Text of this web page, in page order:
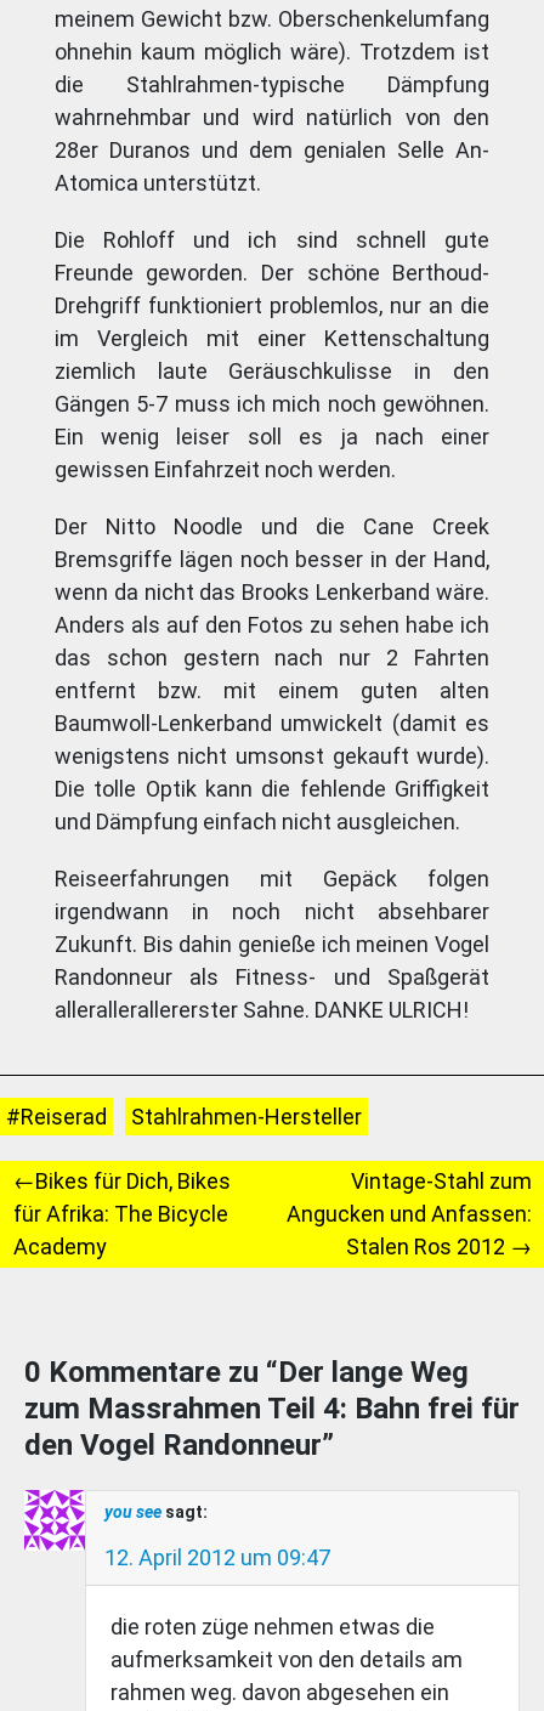
meinem Gewicht bzw. Oberschenkelumfang
ohnehin kaum möglich wäre). Trotzdem ist
die Stahlrahmen-typische Dämpfung
wahrnehmbar und wird natürlich von den
28er Duranos und dem genialen Selle An-
Atomica unterstützt.
Die Rohloff und ich sind schnell gute
Freunde geworden. Der schöne Berthoud-
Drehgriff funktioniert problemlos, nur an die
im Vergleich mit einer Kettenschaltung
ziemlich laute Geräuschkulisse in den
Gängen 5-7 muss ich mich noch gewöhnen.
Ein wenig leiser soll es ja nach einer
gewissen Einfahrzeit noch werden.
Der Nitto Noodle und die Cane Creek
Bremsgriffe lägen noch besser in der Hand,
wenn da nicht das Brooks Lenkerband wäre.
Anders als auf den Fotos zu sehen habe ich
das schon gestern nach nur 2 Fahrten
entfernt bzw. mit einem guten alten
Baumwoll-Lenkerband umwickelt (damit es
wenigstens nicht umsonst gekauft wurde).
Die tolle Optik kann die fehlende Griffigkeit
und Dämpfung einfach nicht ausgleichen.
Reiseerfahrungen mit Gepäck folgen
irgendwann in noch nicht absehbarer
Zukunft. Bis dahin genieße ich meinen Vogel
Randonneur als Fitness- und Spaßgerät
allerallerallererster Sahne. DANKE ULRICH!
#Reiserad Stahlrahmen-Hersteller
Beitragsnavigation
Bikes für Dich, Bikes
für Afrika: The Bicycle
Academy
Vintage-Stahl zum
Angucken und Anfassen:
Stalen Ros 2012
0 Kommentare zu “Der lange Weg
zum Massrahmen Teil 4: Bahn frei für
den Vogel Randonneur”
you see sagt:
12. April 2012 um 09:47
die roten züge nehmen etwas die
aufmerksamkeit von den details am
rahmen weg. davon abgesehen ein